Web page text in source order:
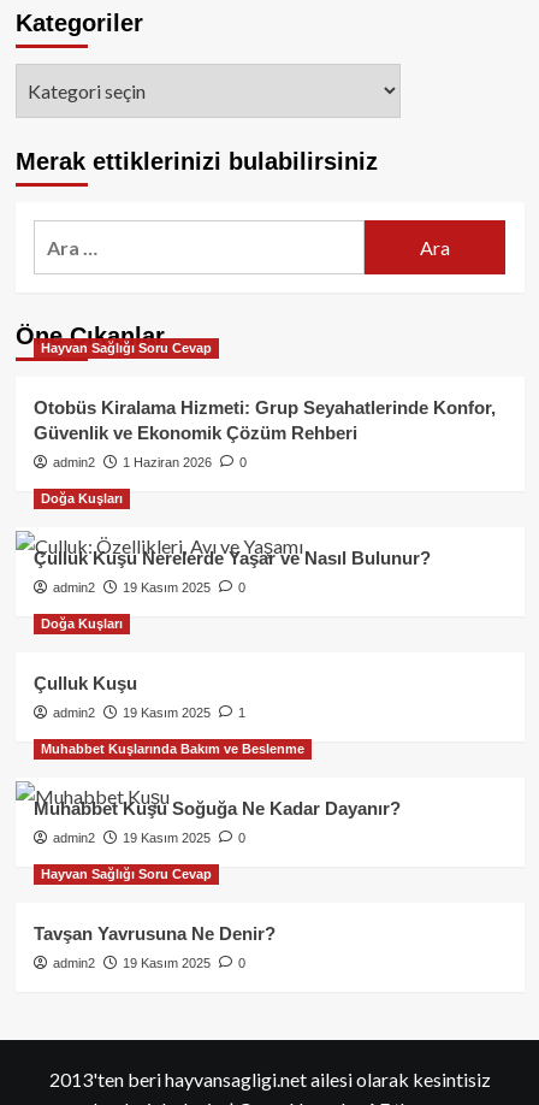
Kategoriler
Merak ettiklerinizi bulabilirsiniz
Öne Çıkanlar
Hayvan Sağlığı Soru Cevap
Otobüs Kiralama Hizmeti: Grup Seyahatlerinde Konfor,
Güvenlik ve Ekonomik Çözüm Rehberi
admin2 1 Haziran 2026 0
Doğa Kuşları
Çulluk Kuşu Nerelerde Yaşar ve Nasıl Bulunur?
admin2 19 Kasım 2025 0
Doğa Kuşları
Çulluk Kuşu
admin2 19 Kasım 2025 1
Muhabbet Kuşlarında Bakım ve Beslenme
Muhabbet Kuşu Soğuğa Ne Kadar Dayanır?
admin2 19 Kasım 2025 0
Hayvan Sağlığı Soru Cevap
Tavşan Yavrusuna Ne Denir?
admin2 19 Kasım 2025 0
2013'ten beri hayvansagligi.net ailesi olarak kesintisiz